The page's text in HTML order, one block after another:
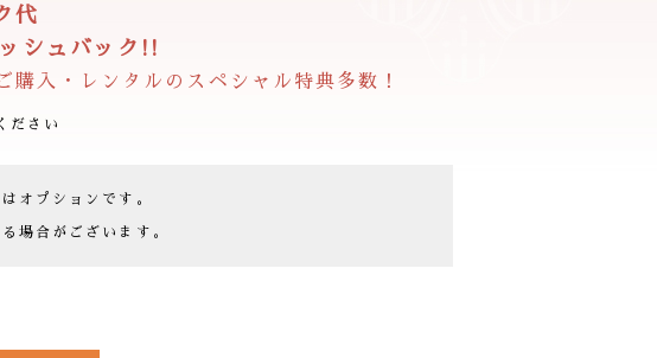
代
シュバック!!
購入・レンタルのスペシャル特典多数！
ださい
オプションです。
場合がございます。